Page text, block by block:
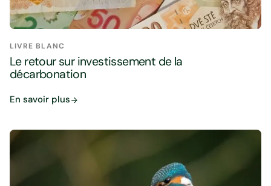
LIVRE BLANC
Le retour sur investissement de la
décarbonation
En savoir plus